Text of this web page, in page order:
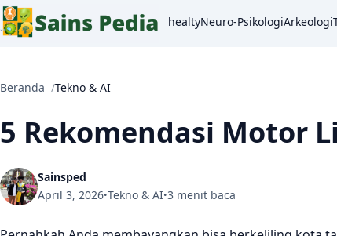
healtyNeuro-PsikologiArkeologi
Beranda Tekno & AI
5 Rekomendasi Motor
Sainsped
April 3, 2026•Tekno & AI•3 menit baca